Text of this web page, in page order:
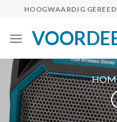
content
HOOGWAARDIG